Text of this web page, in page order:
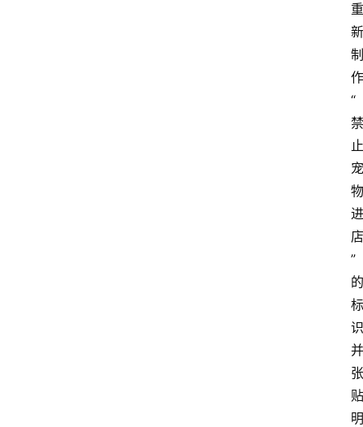
重
新
制
作
“
禁
止
宠
物
进
店
”
的
标
识
并
张
贴
明